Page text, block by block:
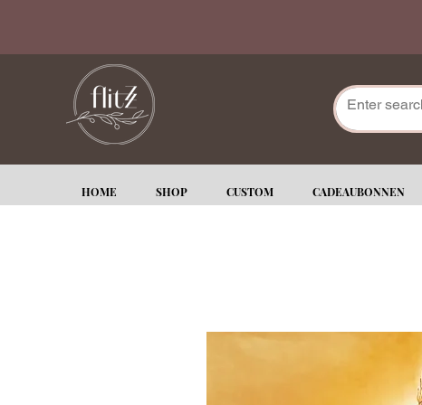
HOME SHOP CUSTOM CADEAUBONNEN